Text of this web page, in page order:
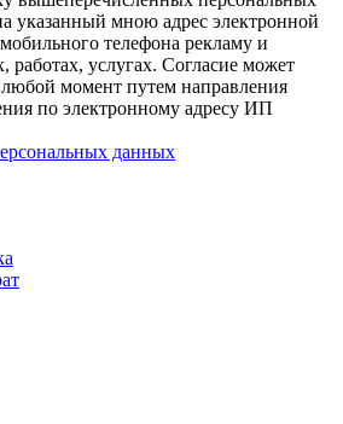
указанный мною адрес электронной
телефона рекламу и
услугах. Согласие может
момент путем направления
по электронному адресу ИП
данных